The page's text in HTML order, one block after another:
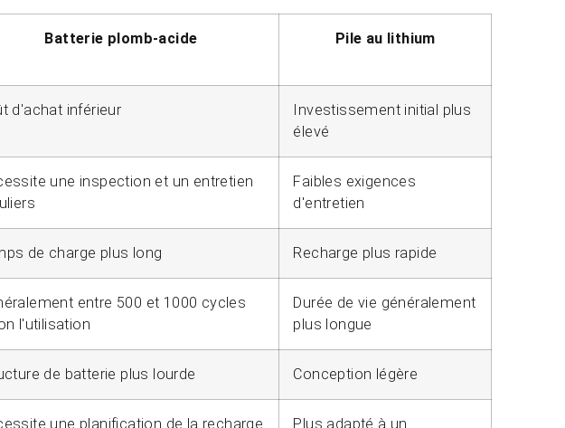
Batterie plomb-acide Pile au lithium
d'achat inférieur
Investissement initial plus
élevé
une inspection et un entretien
Faibles exigences
d'entretien
de charge plus long Recharge plus rapide
entre 500 et 1000 cycles
l'utilisation
Durée de vie généralement
plus longue
de batterie plus lourde Conception légère
une planification de la recharge Plus adapté à un